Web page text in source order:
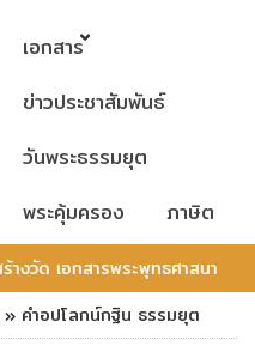
เอกสาร
ข่าวประชาสัมพันธ์
วันพระธรรมยุต
พระคุ้มครอง
ภาษิต
งวัด เอกสารพระพุทธศาสนา
» คำอปโลกน์กฐิน ธรรมยุต